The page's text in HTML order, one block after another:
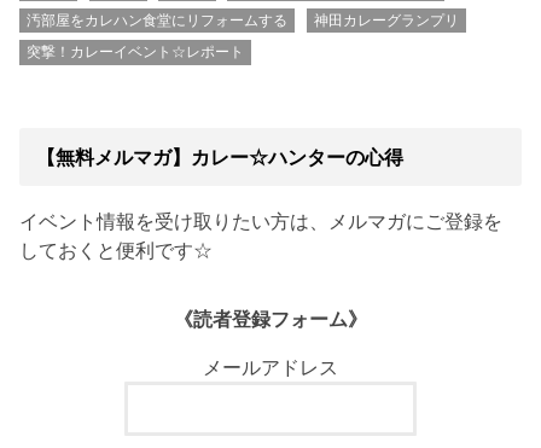
汚部屋をカレハン食堂にリフォームする
神田カレーグランプリ
突撃！カレーイベント☆レポート
【無料メルマガ】カレー☆ハンターの心得
イベント情報を受け取りたい方は、メルマガにご登録を
しておくと便利です☆
《読者登録フォーム》
メールアドレス